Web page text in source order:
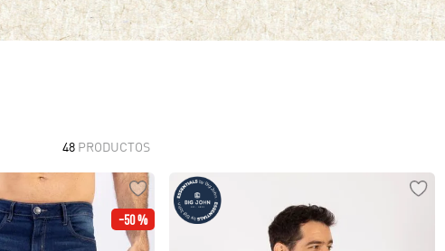
48 PRODUCTOS
-50 %